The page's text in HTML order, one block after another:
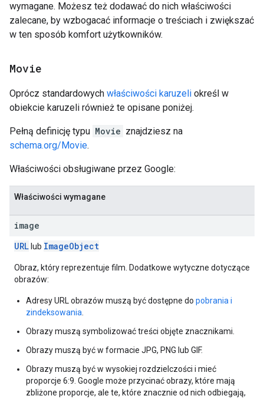
wymagane. Możesz też dodawać do nich właściwości
zalecane, by wzbogacać informacje o treściach i zwiększać
w ten sposób komfort użytkowników.
Movie
Oprócz standardowych właściwości karuzeli określ w
obiekcie karuzeli również te opisane poniżej.
Pełną definicję typu Movie znajdziesz na
schema.org/Movie.
Właściwości obsługiwane przez Google:
Właściwości wymagane
image
URL lub ImageObject
Obraz, który reprezentuje film. Dodatkowe wytyczne dotyczące
obrazów:
Adresy URL obrazów muszą być dostępne do pobrania i
zindeksowania
Obrazy muszą symbolizować treści objęte znacznikami.
Obrazy muszą być w formacie JPG, PNG lub GIF.
Obrazy muszą być w wysokiej rozdzielczości i mieć
proporcje 6:9. Google może przycinać obrazy, które mają
zbliżone proporcje, ale te, które znacznie od nich odbiegają,